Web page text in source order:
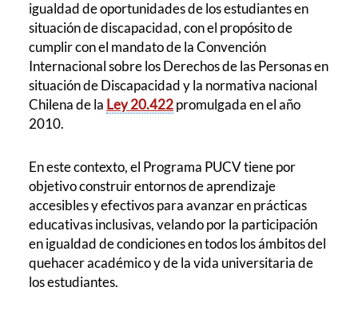
igualdad de oportunidades de los estudiantes en
situación de discapacidad,con el propósito de
cumplir con el mandato de la Convención
Internacional sobre los Derechos de las Personas en
situación de Discapacidad y la normativa nacional
Chilena de la Ley 20.422promulgada en el año
2010.
En este contexto, el Programa PUCV tiene por
objetivo construir entornos de aprendizaje
accesibles y efectivos para avanzar en prácticas
educativas inclusivas, velando por la participación
en igualdad de condiciones en todos los ámbitos del
quehacer académico y de la vida universitaria de
los estudiantes.